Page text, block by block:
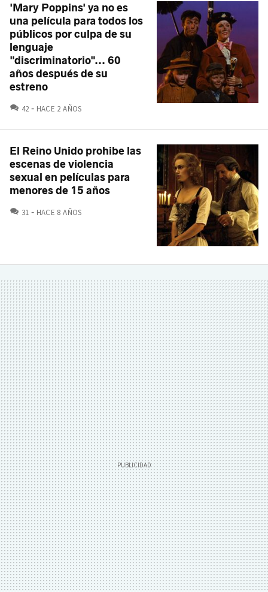
'Mary Poppins' ya no es
una película para todos los
públicos por culpa de su
lenguaje
"discriminatorio"... 60
años después de su
estreno
42 COMENTARIOS
HACE 2 AÑOS
El Reino Unido prohibe las
escenas de violencia
sexual en películas para
menores de 15 años
31 COMENTARIOS
HACE 8 AÑOS